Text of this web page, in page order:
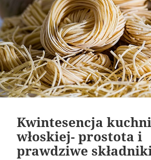
Kwintesencja kuchni
włoskiej- prostota i
prawdziwe